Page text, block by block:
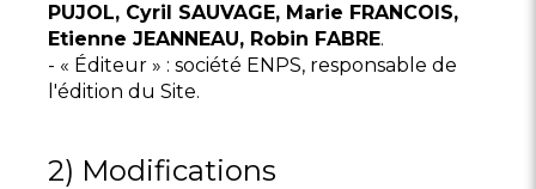
PUJOL, Cyril SAUVAGE, Marie FRANCOIS,
Etienne JEANNEAU, Robin FABRE.
- « Éditeur » : société ENPS, responsable de
l'édition du Site.
2) Modifications